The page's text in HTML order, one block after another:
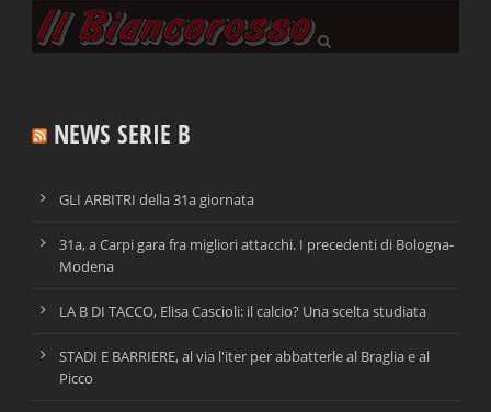
NEWS SERIE B
GLI ARBITRI della 31a giornata
31a, a Carpi gara fra migliori attacchi. I precedenti di Bologna-
Modena
LA B DI TACCO, Elisa Cascioli: il calcio? Una scelta studiata
STADI E BARRIERE, al via l'iter per abbatterle al Braglia e al
Picco